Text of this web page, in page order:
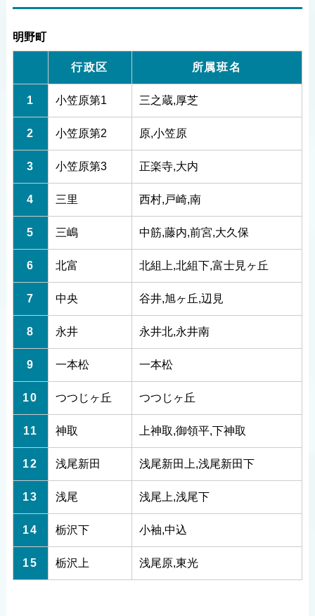
明野町
行政区 所属班名
1 小笠原第1 三之蔵,厚芝
2 小笠原第2 原,小笠原
3 小笠原第3 正楽寺,大内
4 三里 西村,戸崎,南
5 三嶋 中筋,藤内,前宮,大久保
6 北富 北組上,北組下,富士見ヶ丘
7 中央 谷井,旭ヶ丘,辺見
8 永井 永井北,永井南
9 一本松 一本松
10 つつじヶ丘 つつじヶ丘
11 神取 上神取,御領平,下神取
12 浅尾新田 浅尾新田上,浅尾新田下
13 浅尾 浅尾上,浅尾下
14 栃沢下 小袖,中込
15 栃沢上 浅尾原,東光